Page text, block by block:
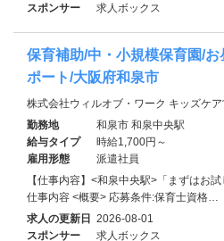
スポンサー
求人ボックス
保育補助/中・小規模保育園/
ポート/大阪府和泉市
株式会社ウィルオブ・ワーク キッズケ
勤務地
和泉市 和泉中央駅
給与タイプ
時給1,700円～
雇用形態
派遣社員
【仕事内容】<和泉中央駅>「まずはお
仕事内容 <概要> 応募条件:保育士資格…
求人の更新日 2026-08-01
スポンサー
求人ボックス